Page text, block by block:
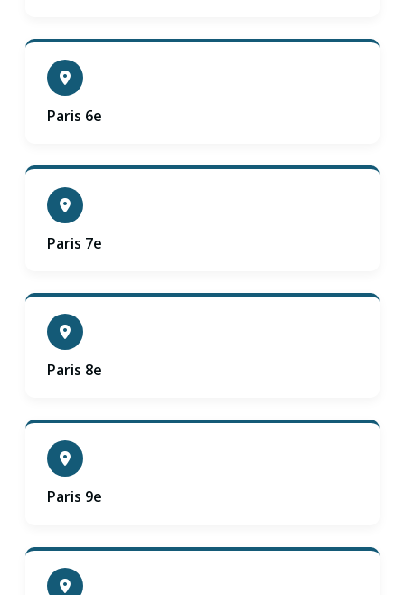
Paris 6e
Paris 7e
Paris 8e
Paris 9e